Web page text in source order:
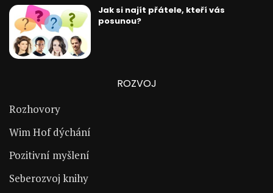
Jak si najít přátele, kteří vás
posunou?
ROZVOJ
Rozhovory
Wim Hof dýchání
Pozitivní myšlení
Seberozvoj knihy